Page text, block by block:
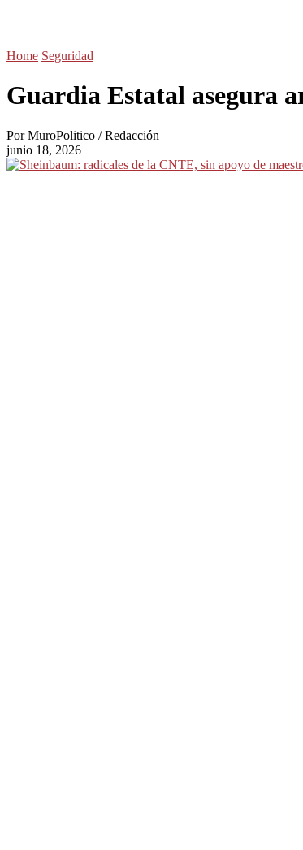
Home Seguridad
Guardia Estatal asegura
PorMuroPolitico / Redacción
junio 18, 2026